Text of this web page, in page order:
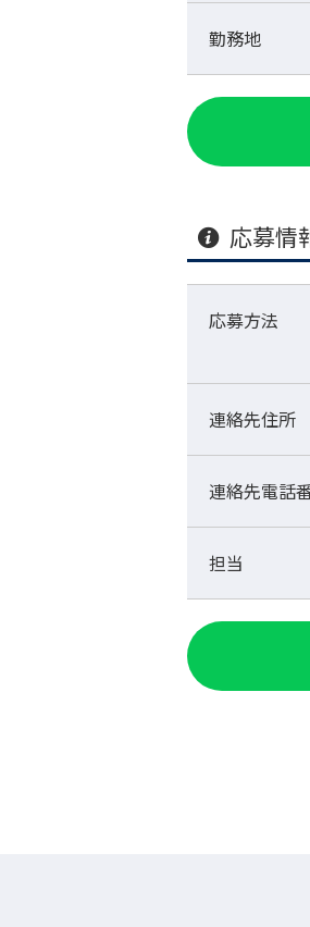
勤務地
応募情
応募方法
連絡先住所
連絡先電話
担当